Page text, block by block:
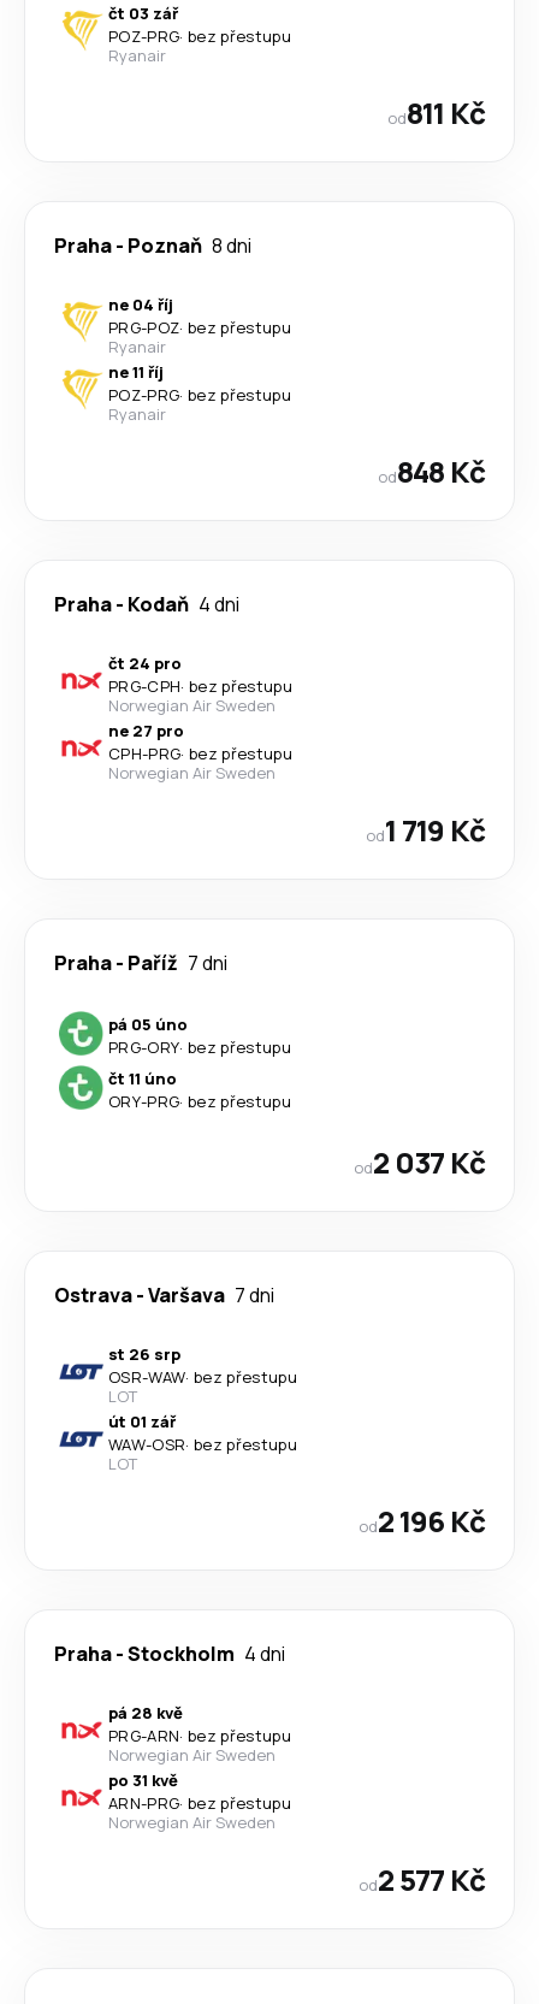
čt 03 zář
POZ-PRG· bez přestupu
Ryanair
od811 Kč
Praha- Poznaň 8 dni
ne 04 říj
PRG-POZ· bez přestupu
Ryanair
ne 11 říj
POZ-PRG· bez přestupu
Ryanair
od848 Kč
Praha- Kodaň 4 dni
čt 24 pro
PRG-CPH· bez přestupu
Norwegian Air Sweden
ne 27 pro
CPH-PRG· bez přestupu
Norwegian Air Sweden
od1 719 Kč
Praha- Paříž 7 dni
pá 05 úno
PRG-ORY· bez přestupu
čt 11 úno
ORY-PRG· bez přestupu
od2 037 Kč
Ostrava-Varšava 7 dni
st 26 srp
OSR-WAW· bez přestupu
LOT
út 01 zář
WAW-OSR· bez přestupu
LOT
od2 196 Kč
Praha-Stockholm 4 dni
pá 28 kvě
PRG-ARN· bez přestupu
Norwegian Air Sweden
po 31 kvě
ARN-PRG· bez přestupu
Norwegian Air Sweden
od2 577 Kč